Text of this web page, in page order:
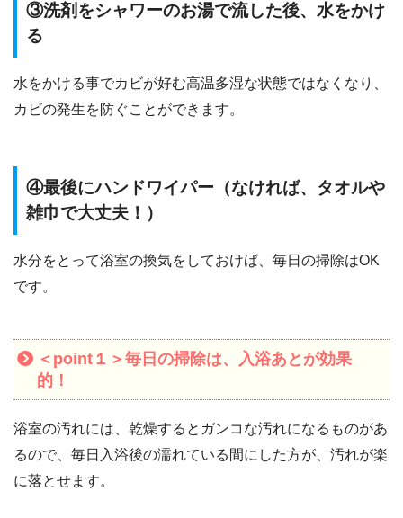
③洗剤をシャワーのお湯で流した後、水をかけ
る
水をかける事でカビが好む高温多湿な状態ではなくなり、
カビの発生を防ぐことができます。
④最後にハンドワイパー（なければ、タオルや
雑巾で大丈夫！）
水分をとって浴室の換気をしておけば、毎日の掃除はOK
です。
＜point１＞毎日の掃除は、入浴あとが効果
的！
浴室の汚れには、乾燥するとガンコな汚れになるものがあ
るので、毎日入浴後の濡れている間にした方が、汚れが楽
に落とせます。